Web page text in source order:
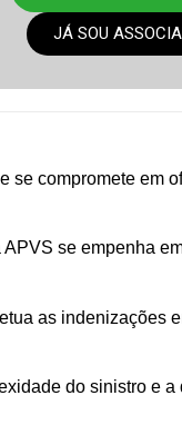
JÁ SOU
se compromete em
se empenha
as indenizações
do sinistro e a